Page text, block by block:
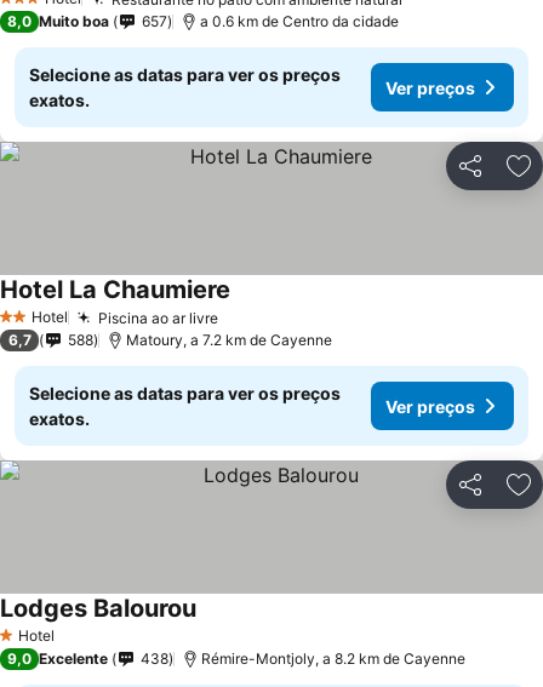
3 Estrelas
8,0 Muito boa 657 a 0.6 km de Centro da cidade
Selecione as datas para ver os preços
exatos.
Ver preços
Partilhar
2 Estrelas
Hotel Piscina ao ar livre
Hotel La Chaumiere
6,7 588 Matoury, a 7.2 km de Cayenne
Selecione as datas para ver os preços
exatos.
Ver preços
Partilhar
1 Estrelas
Hotel
Lodges Balourou
9,0 Excelente 438 Rémire-Montjoly, a 8.2 km de Cayenne